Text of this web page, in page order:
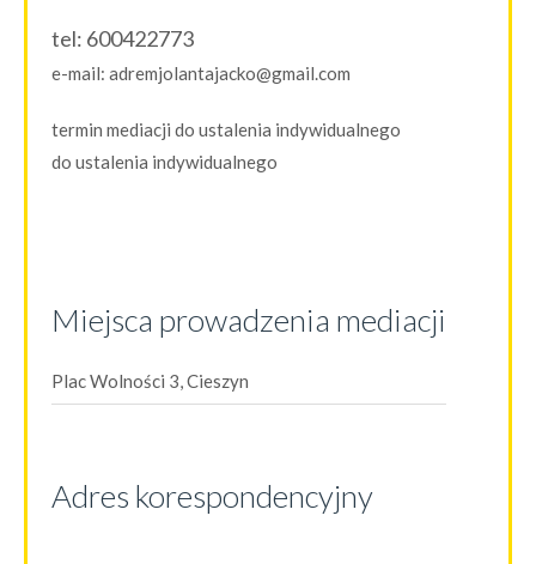
tel: 600422773
e-mail: adremjolantajacko@gmail.com
termin mediacji do ustalenia indywidualnego
do ustalenia indywidualnego
Miejsca prowadzenia mediacji
Plac Wolności 3, Cieszyn
Adres korespondencyjny